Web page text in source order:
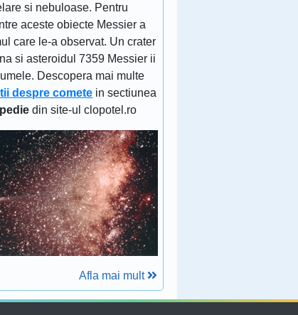
si nebuloase. Pentru
aceste obiecte Messier a
care le-a observat. Un crater
si asteroidul 7359 Messier ii
Descopera mai multe
despre comete in sectiunea
din site-ul clopotel.ro
Afla mai mult